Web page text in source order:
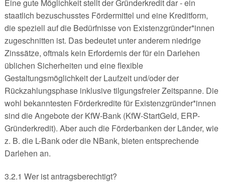
Eine gute Möglichkeit stellt der Gründerkredit dar - ein
staatlich bezuschusstes Fördermittel und eine Kreditform,
die speziell auf die Bedürfnisse von Existenzgründer*innen
zugeschnitten ist. Das bedeutet unter anderem niedrige
Zinssätze, oftmals kein Erfordernis der für ein Darlehen
üblichen Sicherheiten und eine flexible
Gestaltungsmöglichkeit der Laufzeit und/oder der
Rückzahlungsphase inklusive tilgungsfreier Zeitspanne. Die
wohl bekanntesten Förderkredite für Existenzgründer*innen
sind die Angebote der KfW-Bank (KfW-StartGeld, ERP-
Gründerkredit). Aber auch die Förderbanken der Länder, wie
z. B. die L-Bank oder die NBank, bieten entsprechende
Darlehen an.
3.2.1 Wer ist antragsberechtigt?